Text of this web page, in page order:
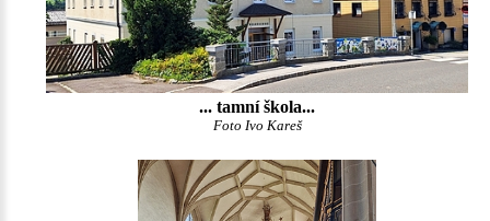
... tamní škola...
Foto Ivo Kareš